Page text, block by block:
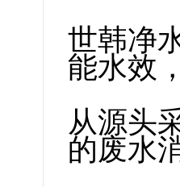
世韩净
能水效
从源头
的废水